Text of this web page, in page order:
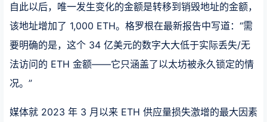
自此以后，唯一发生变化的金额是转移到销毁地址的金额，
该地址增加了 1,000 ETH。格罗根在最新报告中写道：“需
要明确的是，这个 34 亿美元的数字大大低于实际丢失/无
法访问的 ETH 金额——它只涵盖了以太坊被永久锁定的情
况。”
媒体就 2023 年 3 月以来 ETH 供应量损失激增的最大因素